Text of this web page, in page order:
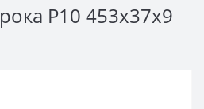
Р10 453x37x9